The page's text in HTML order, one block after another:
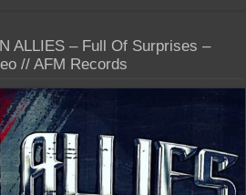
ALLIES – Full Of Surprises –
// AFM Records